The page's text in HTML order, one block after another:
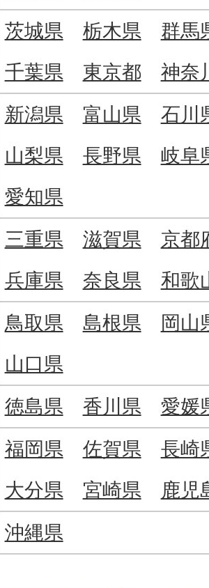
茨城県 栃木県
群馬
千葉県
東京都 神奈
新潟県 富山県
石川
山梨県
長野県
岐阜
愛知県
三重県 滋賀県
京都
兵庫県
奈良県 和歌
鳥取県 島根県
岡山
山口県
徳島県 香川県 愛媛
福岡県 佐賀県
長崎
大分県
宮崎県
鹿児
沖縄県